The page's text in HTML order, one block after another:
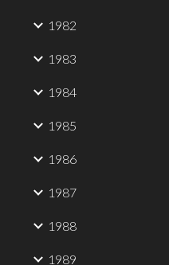
1982
1983
1984
1985
1986
1987
1988
1989